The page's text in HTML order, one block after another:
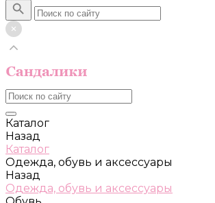
Каталог
Назад
Каталог
Одежда, обувь и аксессуары
Назад
Одежда, обувь и аксессуары